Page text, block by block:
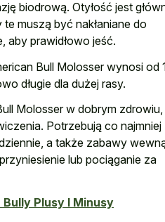
biodrową. Otyłość jest
muszą być nakłaniane do
aby prawidłowo jeść.
Bull Molosser wynosi od
długie dla dużej rasy.
Molosser w dobrym zdrowiu,
Potrzebują co najmniej
a także zabawy
lub pociąganie za
Plusy I Minusy